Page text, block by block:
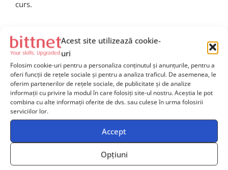
Acest site utilizează cookie-
uri
Folosim cookie-uri pentru a personaliza conținutul și anunțurile, pentru a
oferi funcții de rețele sociale și pentru a analiza traficul. De asemenea, le
oferim partenerilor de rețele sociale, de publicitate și de analize
informații cu privire la modul în care folosiți site-ul nostru. Aceștia le pot
combina cu alte informații oferite de dvs. sau culese în urma folosirii
serviciilor lor.
Accept
Opțiuni
curs.
Ai nevoie de îndrumare
pentru alegerea cursurilor
potrivite echipei tale?
Contactează-neși solicită mai multe informații, iar unul
dintre consultanții noștri va reveni către tine în cel mai
scurt timp posibil și îți va oferisuport dedicat.